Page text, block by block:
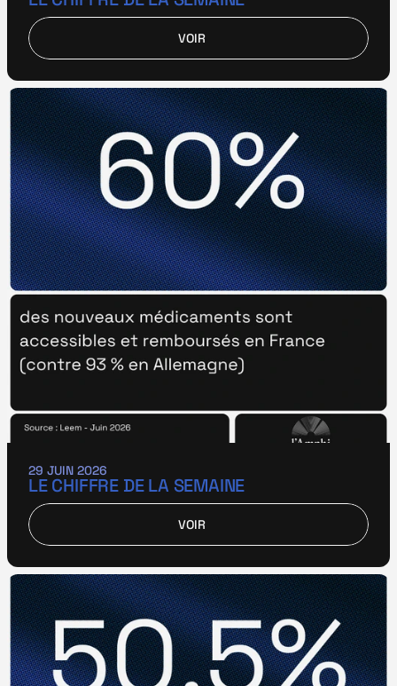
VOIR
29 JUIN 2026
LE CHIFFRE DE LA SEMAINE
VOIR